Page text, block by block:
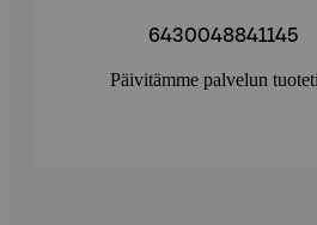
6430048841145
Päivitämme palvelun